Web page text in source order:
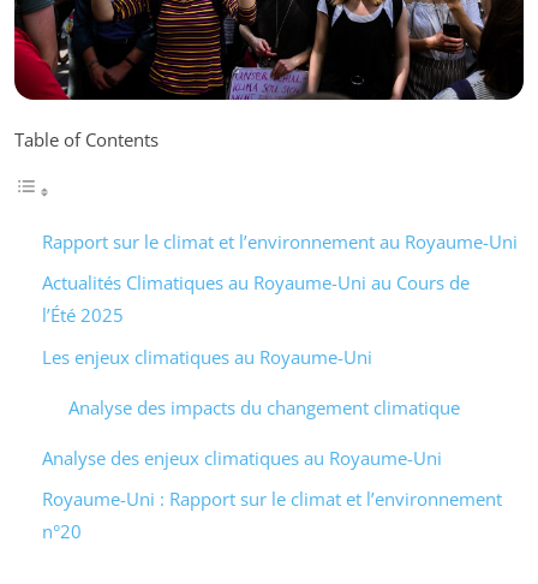
Table of Contents
Rapport sur le climat et l’environnement au Royaume-Uni
Actualités Climatiques au Royaume-Uni au Cours de
l’Été 2025
Les enjeux climatiques au Royaume-Uni
Analyse des impacts du changement climatique
Analyse des enjeux climatiques au Royaume-Uni
Royaume-Uni : Rapport sur le climat et l’environnement
n°20